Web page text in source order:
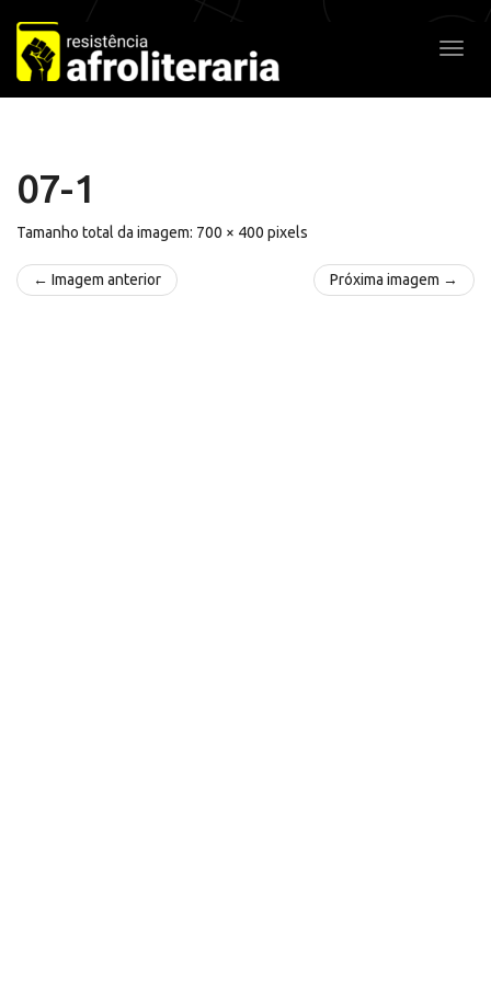
Pular
para
o
conteúdo
07-1
Tamanho total da imagem: 700 × 400 pixels
← Imagem anterior Próxima imagem →